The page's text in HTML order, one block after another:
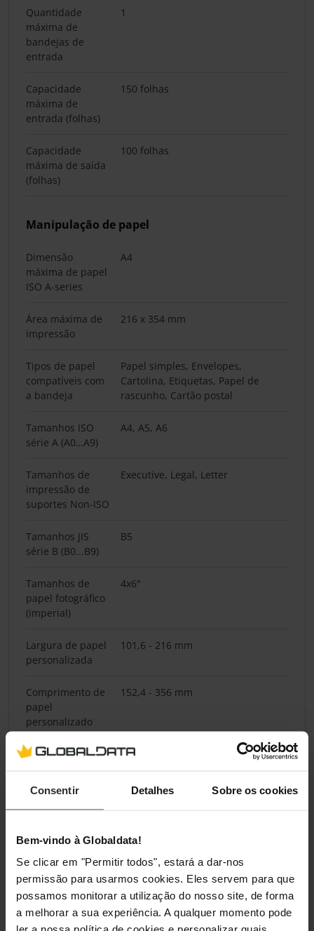
Consentir Detalhes Sobre os cookies
Bem-vindo à Globaldata!
Se clicar em "Permitir todos", estará a dar-nos
permissão para usarmos cookies. Eles servem para que
possamos monitorar a utilização do nosso site, de forma
a melhorar a sua experiência. A qualquer momento pode
Quantidade
máxima de
bandejas de
entrada
1
Capacidade
máxima de
entrada (folhas)
150 folhas
Capacidade
máxima de saída
(folhas)
100 folhas
Manipulação de papel
Dimensão
máxima de papel
ISO A-series
A4
Área máxima de
impressão
216 x 354 mm
Tipos de papel
compatíveis com
a bandeja
Papel simples, Envelopes,
Cartolina, Etiquetas, Papel de
rascunho, Cartão postal
Tamanhos ISO
série A (A0…A9)
A4, A5, A6
Tamanhos de
impressão de
suportes Non-ISO
Executive, Legal, Letter
Tamanhos JIS
série B (B0...B9)
B5
Tamanhos de
papel fotográfico
(imperial)
4x6"
Largura de papel
personalizada
101,6 - 216 mm
Comprimento de
papel
personalizado
152,4 - 356 mm
Peso suportado
60 - 163 g/m²
Conectividade
Impressão directa Sim
Porta USB Sim